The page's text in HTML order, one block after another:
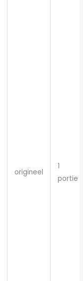
origineel
1
portie